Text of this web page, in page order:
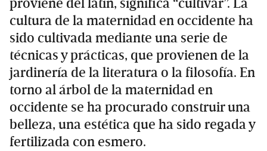
proviene del latín, significa “cultivar”. La
cultura de la maternidad en occidente ha
sido cultivada mediante una serie de
técnicas y prácticas, que provienen de la
jardinería de la literatura o la filosofía. En
torno al árbol de la maternidad en
occidente se ha procurado construir una
belleza, una estética que ha sido regada y
fertilizada con esmero.